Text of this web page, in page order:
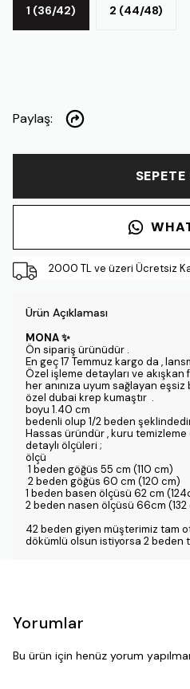
1 (36/42) 2 (44/48)
Paylaş:
SEPETE
2000 TL ve üzeri Ücretsiz
Ürün Açıklaması
MONA ✨
Ön sipariş ürünüdür .
En geç 17 Temmuz kargo da ,
Özel işleme detayları ve
her anınıza uyum sağlayan eşsiz
özel dubai krep kumaştır .
boyu 1.40 cm
bedenli olup 1/2 beden
Hassas üründür , kuru temizleme
detaylı ölçüleri ;
ölçü
1 beden göğüs 55 cm (110 cm)
2 beden göğüs 60 cm (120 cm)
1 beden basen ölçüsü 62 cm
2 beden nasen ölçüsü 66cm (132
42 beden giyen müşterimiz tam
dökümlü olsun istiyorsa 2 beden
Yorumlar
Bu ürün için henüz yorum